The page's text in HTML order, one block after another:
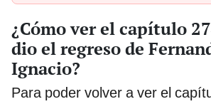
¿Cómo ver el capítulo
dio el regreso de
Ignacio?
Para poder volver a ver el